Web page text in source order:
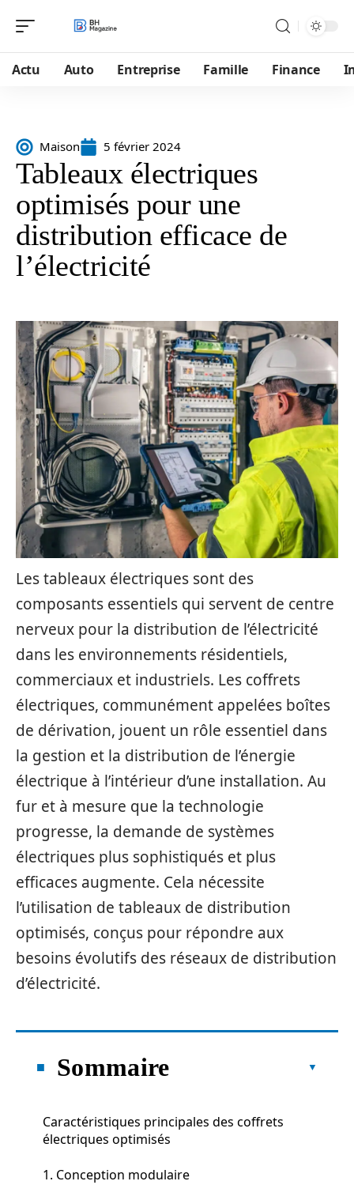
Actu Auto Entreprise Famille Finance
Maison 5 février 2024
Tableaux électriques
optimisés pour une
distribution efficace de
l’électricité
Les tableaux électriques sont des
composants essentiels qui servent de centre
nerveux pour la distribution de l’électricité
dans les environnements résidentiels,
commerciaux et industriels. Les coffrets
électriques, communément appelées boîtes
de dérivation, jouent un rôle essentiel dans
la gestion et la distribution de l’énergie
électrique à l’intérieur d’une installation. Au
fur et à mesure que la technologie
progresse, la demande de systèmes
électriques plus sophistiqués et plus
efficaces augmente. Cela nécessite
l’utilisation de tableaux de distribution
optimisés, conçus pour répondre aux
besoins évolutifs des réseaux de distribution
d’électricité.
Sommaire
Caractéristiques principales des coffrets
électriques optimisés
1. Conception modulaire